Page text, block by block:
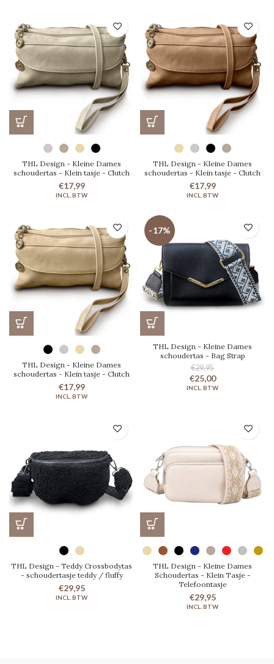
THL Design - Kleine Dames
schoudertas - Klein tasje - Clutch
€17,99
THL Design - Kleine Dames
schoudertas - Klein tasje - Clutch
€17,99
THL Design - Kleine Dames
schoudertas - Klein tasje - Clutch
€17,99
-17%
THL Design - Kleine Dames
schoudertas - Bag Strap
€29,95
€25,00
THL Design - Teddy Crossbodytas
- schoudertasje teddy / fluffy
€29,95
THL Design - Kleine Dames
Schoudertas - Klein Tasje -
Telefoontasje
€29,95